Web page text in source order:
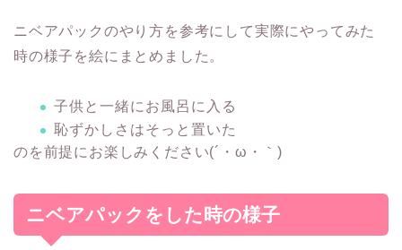
ニベアパックのやり方を参考にして実際にやってみた
時の様子を絵にまとめました。
子供と一緒にお風呂に入る
恥ずかしさはそっと置いた
のを前提にお楽しみください(´・ω・｀)
ニベアパックをした時の様子